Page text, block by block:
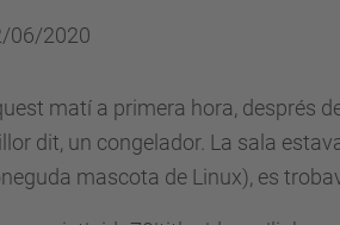
06/2020
matí a primera hora, després
dit, un congelador. La sala
mascota de Linux), es